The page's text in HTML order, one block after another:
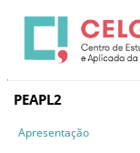
PEAPL2
Apresentação